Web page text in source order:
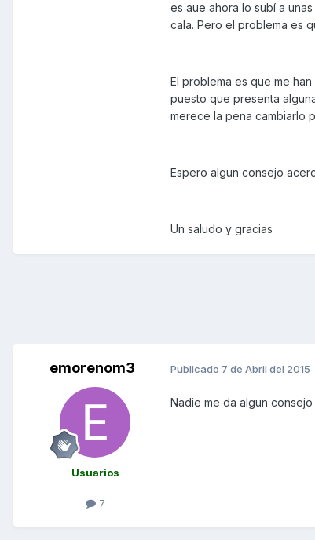
es aue ahora lo subí a
cala. Pero el problema es
El problema es que me
puesto que presenta
merece la pena cambiarlo
Espero algun consejo
Un saludo y gracias
emorenom3
Usuarios
7
Publicado 7 de Abril del 2015
Nadie me da algun consejo